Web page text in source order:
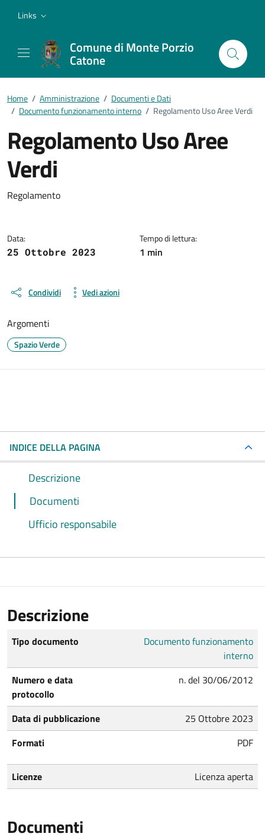
Links
Comune di Monte Porzio
Catone
Home / Amministrazione / Documenti e Dati
/ Documento funzionamento interno / Regolamento Uso Aree Verdi
Regolamento Uso Aree
Verdi
Dettagli del documento
Regolamento
Data:
25 Ottobre 2023
Tempo di lettura:
1 min
Condividi Vedi azioni
Argomenti
Spazio Verde
INDICE DELLA PAGINA
Descrizione
Documenti
Ufficio responsabile
Descrizione
Tipo documento
Documento funzionamento
interno
Numero e data
protocollo
n. del 30/06/2012
Data di pubblicazione
25 Ottobre 2023
Formati
PDF
Licenze Licenza aperta
Documenti